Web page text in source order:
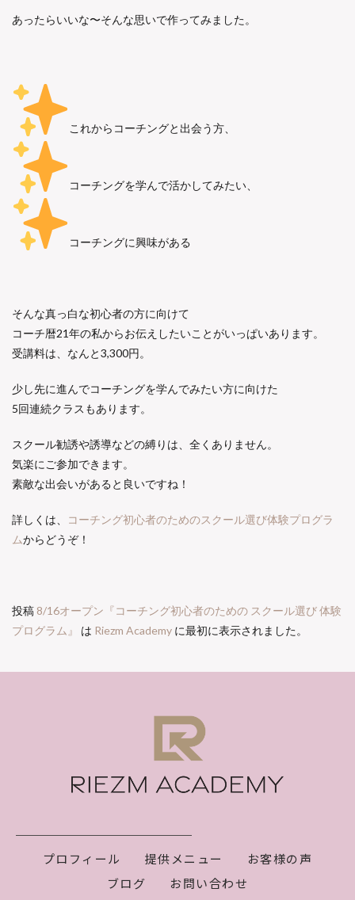
あったらいいな〜そんな思いで作ってみました。
これからコーチングと出会う方、
コーチングを学んで活かしてみたい、
コーチングに興味がある
そんな真っ白な初心者の方に向けて
コーチ暦21年の私からお伝えしたいことがいっぱいあります。
受講料は、なんと3,300円。
少し先に進んでコーチングを学んでみたい方に向けた
5回連続クラスもあります。
スクール勧誘や誘導などの縛りは、全くありません。
気楽にご参加できます。
素敵な出会いがあると良いですね！
詳しくは、
コーチング初心者のためのスクール選び体験プログラ
ムからどうぞ！
投稿 8/16オープン『コーチング初心者のための スクール選び 体験
プログラム』
は Riezm Academy に最初に表示されました。
プロフィール 提供メニュー
お客様の声
ブログ
お問い合わせ